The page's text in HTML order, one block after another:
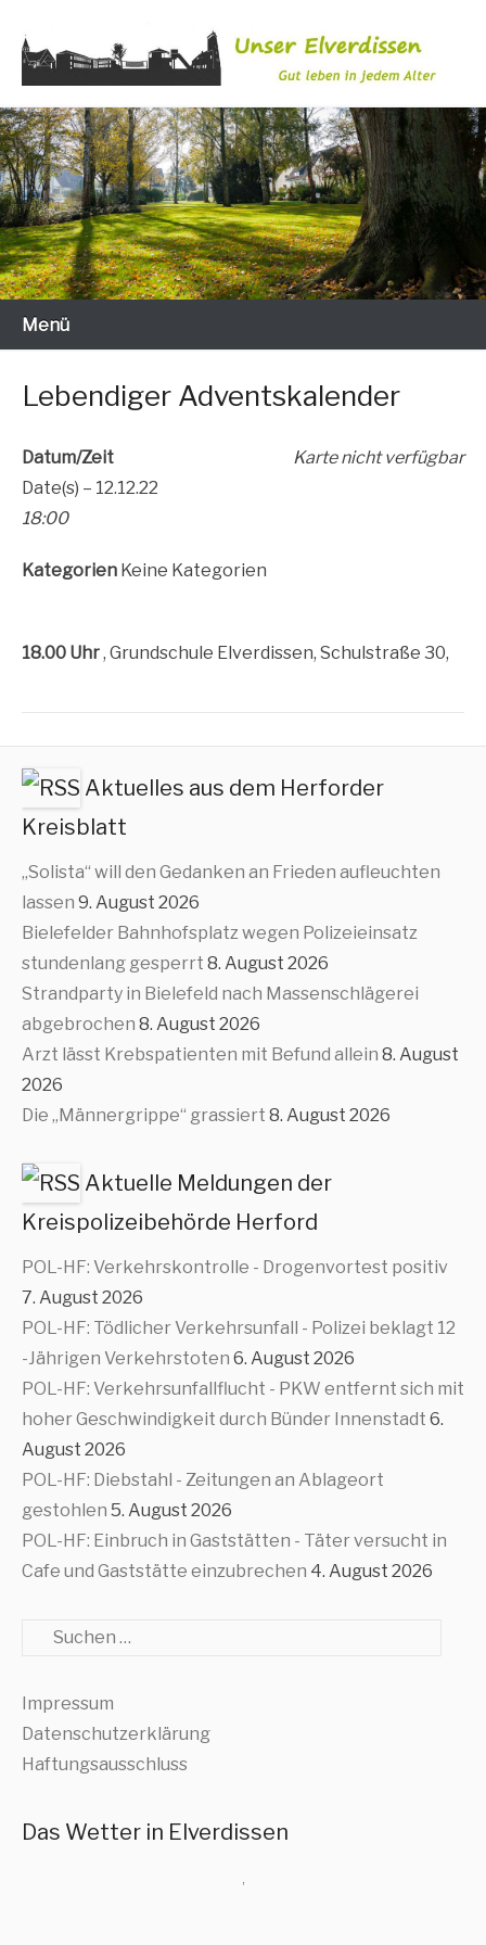
Inhalt
wechseln
Unser Elverdissen
Menü
Lebendiger Adventskalender
Kar­te nicht verfügbar
Datum/Zeit
Date(s) – 12.12.22
18:00
Kate­go­rien Kei­ne Kategorien
18.00 Uhr, Grund­schu­le Elver­dis­sen, Schul­stra­ße 30,
Aktuelles aus dem Herforder
Kreisblatt
„Solista“ will den Gedanken an Frieden aufleuchten
lassen 9. August 2026
Bielefelder Bahnhofsplatz wegen Polizeieinsatz
stundenlang gesperrt 8. August 2026
Strandparty in Bielefeld nach Massenschlägerei
abgebrochen 8. August 2026
Arzt lässt Krebspatienten mit Befund allein 8. August
2026
Die „Männergrippe“ grassiert 8. August 2026
Aktuelle Meldungen der
Kreispolizeibehörde Herford
POL-HF: Verkehrskontrolle - Drogenvortest positiv
7. August 2026
POL-HF: Tödlicher Verkehrsunfall - Polizei beklagt 12
-Jährigen Verkehrstoten 6. August 2026
POL-HF: Verkehrsunfallflucht - PKW entfernt sich mit
hoher Geschwindigkeit durch Bünder Innenstadt 6.
August 2026
POL-HF: Diebstahl - Zeitungen an Ablageort
gestohlen 5. August 2026
POL-HF: Einbruch in Gaststätten - Täter versucht in
Cafe und Gaststätte einzubrechen 4. August 2026
Suche
Impressum
Datenschutzerklärung
Haftungsausschluss
Das Wetter in Elverdissen